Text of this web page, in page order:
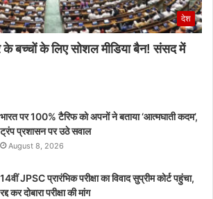
देश
बच्चों के लिए सोशल मीडिया बैन! संसद में
भारत पर 100% टैरिफ को अपनों ने बताया ‘आत्मघाती कदम’,
ट्रंप प्रशासन पर उठे सवाल
August 8, 2026
14वीं JPSC प्रारंभिक परीक्षा का विवाद सुप्रीम कोर्ट पहुंचा,
रद्द कर दोबारा परीक्षा की मांग